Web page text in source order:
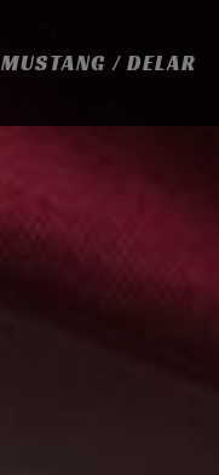
MUSTANG / DELAR